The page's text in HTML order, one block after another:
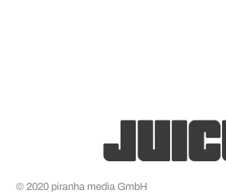
© 2020 piranha media GmbH